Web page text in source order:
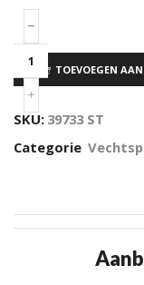
TOEVOEGEN
SKU: 39733 ST
Categorie